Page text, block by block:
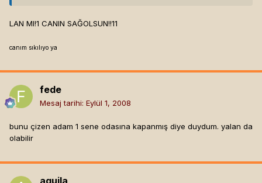
LAN MI!1 CANIN SAĞOLSUN!!11
canım sıkılıyo ya
fede
Mesaj tarihi: Eylül 1, 2008
bunu çizen adam 1 sene odasına kapanmış diye duydum. yalan da
olabilir